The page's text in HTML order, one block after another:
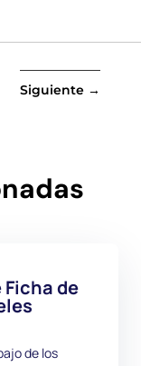
Siguiente →
de
de los